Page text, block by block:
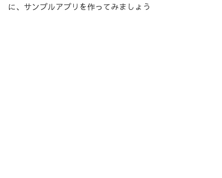
に、サンプルアプリを作ってみましょう